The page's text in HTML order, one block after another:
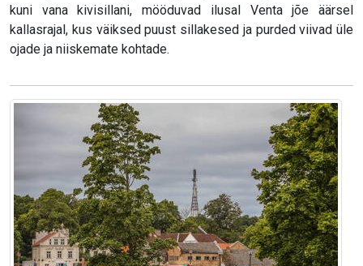
kuni vana kivisillani, mööduvad ilusal Venta jõe äärsel
kallasrajal, kus väiksed puust sillakesed ja purded viivad üle
ojade ja niiskemate kohtade.